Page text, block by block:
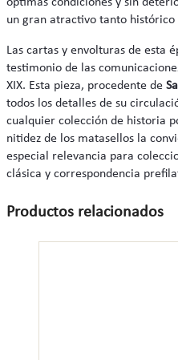
un gran atractivo tanto histórico
Las cartas y envolturas de esta
testimonio de las
XIX. Esta pieza, procedente de
todos los detalles de su
cualquier colección de historia
nitidez de los matasellos la
especial relevancia para
clásica y correspondencia
Productos relacionados